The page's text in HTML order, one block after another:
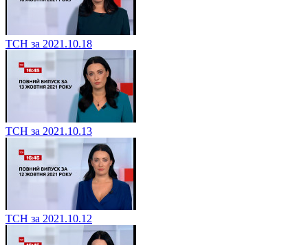
ТСН за 2021.10.18
ТСН за 2021.10.13
ТСН за 2021.10.12